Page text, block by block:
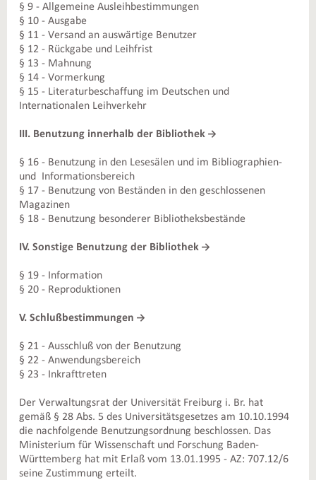
§ 9 - Allgemeine Ausleihbestimmungen
§ 10 - Ausgabe
§ 11 - Versand an auswärtige Benutzer
§ 12 - Rückgabe und Leihfrist
§ 13 - Mahnung
§ 14 - Vormerkung
§ 15 - Literaturbeschaffung im Deutschen und
Internationalen Leihverkehr
III. Benutzung innerhalb der Bibliothek
§ 16 - Benutzung in den Lesesälen und im Bibliographien-
und Informationsbereich
§ 17 - Benutzung von Beständen in den geschlossenen
Magazinen
§ 18 - Benutzung besonderer Bibliotheksbestände
IV. Sonstige Benutzung der Bibliothek
§ 19 - Information
§ 20 - Reproduktionen
V. Schlußbestimmungen
§ 21 - Ausschluß von der Benutzung
§ 22 - Anwendungsbereich
§ 23 - Inkrafttreten
Der Verwaltungsrat der Universität Freiburg i. Br. hat
gemäß § 28 Abs. 5 des Universitätsgesetzes am 10.10.1994
die nachfolgende Benutzungsordnung beschlossen. Das
Ministerium für Wissenschaft und Forschung Baden-
Württemberg hat mit Erlaß vom 13.01.1995 - AZ: 707.12/6
seine Zustimmung erteilt.